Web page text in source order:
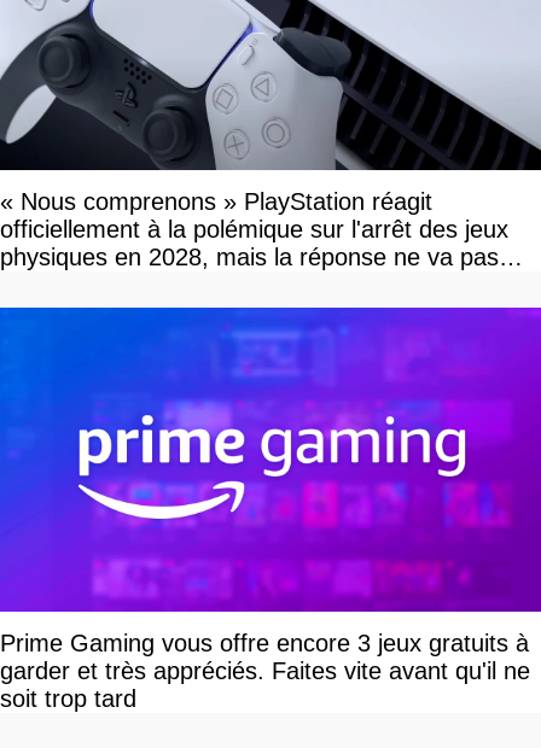
« Nous comprenons » PlayStation réagit
officiellement à la polémique sur l'arrêt des jeux
physiques en 2028, mais la réponse ne va pas
Prime Gaming vous offre encore 3 jeux gratuits à
garder et très appréciés. Faites vite avant qu'il ne
soit trop tard